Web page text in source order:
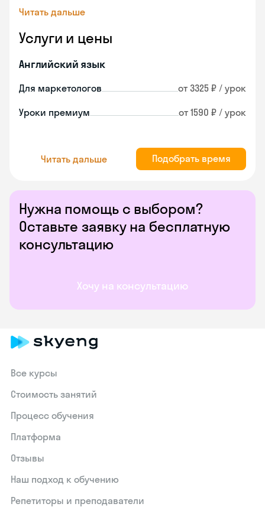
Нужна помощь с выбором?
Оставьте заявку на бесплатную
консультацию
Хочу на консультацию
Читать дальше
Услуги и цены
Английский язык
Для маркетологов от 3325 ₽ / урок
Уроки премиум от 1590 ₽ / урок
Читать дальше Подобрать время
Все курсы
Стоимость занятий
Процесс обучения
Платформа
Отзывы
Наш подход к обучению
Репетиторы и преподаватели